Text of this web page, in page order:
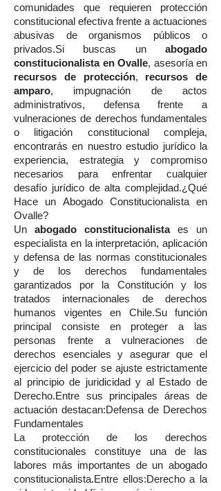
comunidades que requieren protección
constitucional efectiva frente a actuaciones
abusivas de organismos públicos o
privados.Si buscas un abogado
constitucionalista en Ovalle, asesoría en
recursos de protección, recursos de
amparo, impugnación de actos
administrativos, defensa frente a
vulneraciones de derechos fundamentales
o litigación constitucional compleja,
encontrarás en nuestro estudio jurídico la
experiencia, estrategia y compromiso
necesarios para enfrentar cualquier
desafío jurídico de alta complejidad.¿Qué
Hace un Abogado Constitucionalista en
Ovalle?
Un abogado constitucionalistaes un
especialista en la interpretación, aplicación
y defensa de las normas constitucionales
y de los derechos fundamentales
garantizados por la Constitución y los
tratados internacionales de derechos
humanos vigentes en Chile.Su función
principal consiste en proteger a las
personas frente a vulneraciones de
derechos esenciales y asegurar que el
ejercicio del poder se ajuste estrictamente
al principio de juridicidad y al Estado de
Derecho.Entre sus principales áreas de
actuación destacan:Defensa de Derechos
Fundamentales
La protección de los derechos
constitucionales constituye una de las
labores más importantes de un abogado
constitucionalista.Entre ellos:Derecho a la